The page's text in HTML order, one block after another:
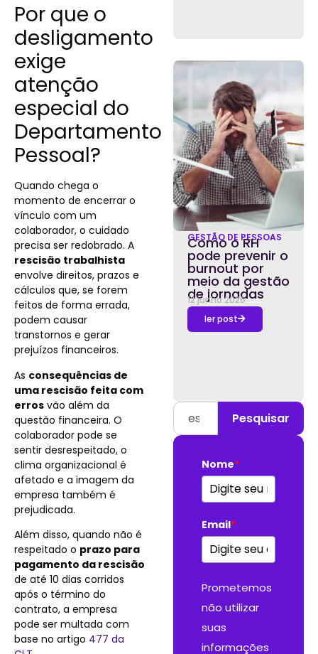
Por que o
desligamento
exige
atenção
especial do
Departamento
Pessoal?
Quando chega o
momento de encerrar o
vínculo com um
colaborador, o cuidado
precisa ser redobrado. A
rescisão trabalhista
envolve direitos, prazos e
cálculos que, se forem
feitos de forma errada,
podem causar
transtornos e gerar
prejuízos financeiros.
As consequências de
uma rescisão feita com
erros vão além da
questão financeira. O
colaborador pode se
sentir desrespeitado, o
clima organizacional é
afetado e a imagem da
empresa também é
prejudicada.
Além disso, quando não é
respeitado o prazo para
pagamento da rescisão
de até 10 dias corridos
após o término do
contrato, a empresa
pode ser multada com
base no artigo 477 da
GESTÃO DE PESSOAS
Como o RH
pode prevenir o
burnout por
meio da gestão
de jornadas
12 junho 2026
ler post
Pesquisar
Nome*
Email*
Prometemos
não utilizar
suas
informações